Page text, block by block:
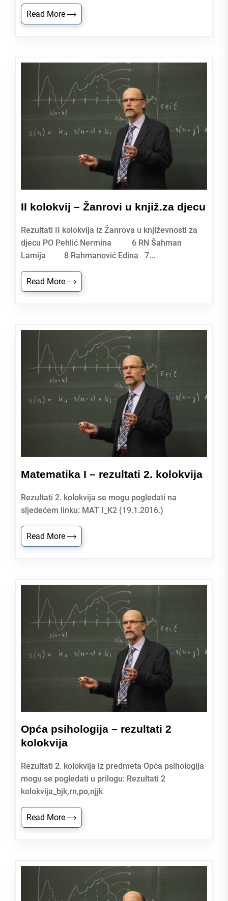
Read More
II kolokvij – Žanrovi u knjiž.za djecu
Rezultati II kolokvija iz Žanrova u književnosti za
djecu PO Pehlić Nermina 6 RN Šahman
Lamija 8 Rahmanović Edina 7...
Read More
Matematika I – rezultati 2. kolokvija
Rezultati 2. kolokvija se mogu pogledati na
sljedećem linku: MAT I_K2 (19.1.2016.)
Read More
Opća psihologija – rezultati 2
kolokvija
Rezultati 2. kolokvija iz predmeta Opća psihologija
mogu se pogledati u prilogu: Rezultati 2
kolokvija_bjk,rn,po,njjk
Read More